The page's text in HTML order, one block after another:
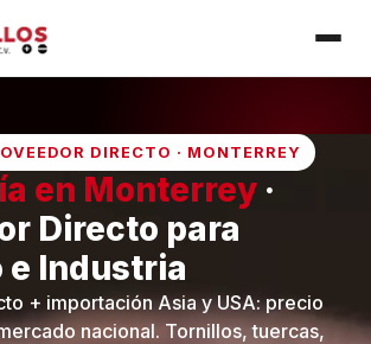
DIRECTO · MONTERREY
en Monterrey ·
Directo para
e Industria
+ importación Asia y USA: precio
nacional. Tornillos, tuercas,